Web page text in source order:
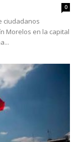
0
ciudadanos
Morelos en la capital